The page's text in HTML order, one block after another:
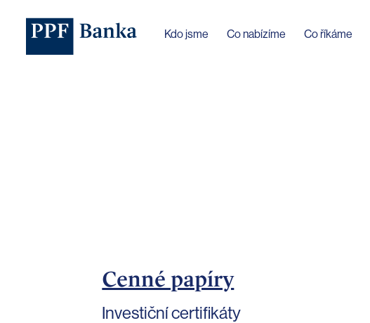
Kdo jsme Co nabízíme Co říkáme
Cenné papíry
Investiční certifikáty